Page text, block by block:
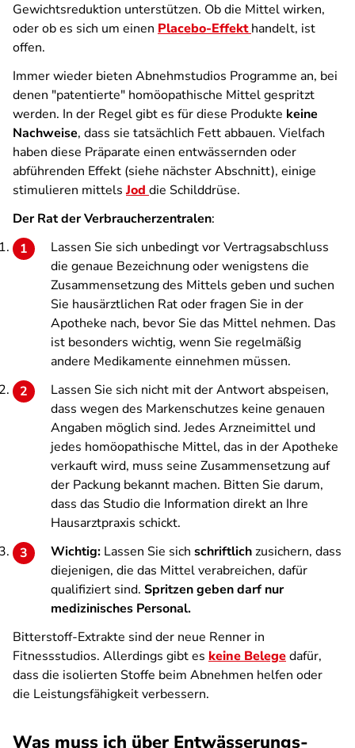
Gewichtsreduktion unterstützen. Ob die Mittel wirken,
oder ob es sich um einen Placebo-Effekthandelt, ist
offen.
Immer wieder bieten Abnehmstudios Programme an, bei
denen "patentierte" homöopathische Mittel gespritzt
werden. In der Regel gibt es für diese Produkte keine
Nachweise, dass sie tatsächlich Fett abbauen. Vielfach
haben diese Präparate einen entwässernden oder
abführenden Effekt (siehe nächster Abschnitt), einige
stimulieren mittelsJod die Schilddrüse.
Der Rat der Verbraucherzentralen:
Lassen Sie sich unbedingt vor Vertragsabschluss
die genaue Bezeichnung oder wenigstens die
Zusammensetzung des Mittels geben und suchen
Sie hausärztlichen Rat oder fragen Sie in der
Apotheke nach, bevor Sie das Mittel nehmen. Das
ist besonders wichtig, wenn Sie regelmäßig
andere Medikamente einnehmen müssen.
Lassen Sie sich nicht mit der Antwort abspeisen,
dass wegen des Markenschutzes keine genauen
Angaben möglich sind. Jedes Arzneimittel und
jedes homöopathische Mittel, das in der Apotheke
verkauft wird, muss seine Zusammensetzung auf
der Packung bekannt machen. Bitten Sie darum,
dass das Studio die Information direkt an Ihre
Hausarztpraxis schickt.
Wichtig: Lassen Sie sich schriftlichzusichern, dass
diejenigen, die das Mittel verabreichen, dafür
qualifiziert sind. Spritzen geben darf nur
medizinisches Personal.
Bitterstoff-Extrakte sind der neue Renner in
Fitnessstudios. Allerdings gibt es keine Belegedafür,
dass die isolierten Stoffe beim Abnehmen helfen oder
die Leistungsfähigkeit verbessern.
Was muss ich über Entwässerungs-